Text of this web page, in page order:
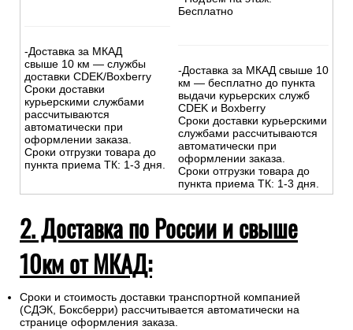
-Доставка за МКАД
свыше 10 км — службы
доставки CDEK/Boxberry
Сроки доставки
курьерскими службами
рассчитываются
автоматически при
оформлении заказа.
Сроки отгрузки товара до
пункта приема ТК: 1-3 дня.
Бесплатно
-Доставка за МКАД свыше 10
км — бесплатно до пункта
выдачи курьерских служб
CDEK и Boxberry
Сроки доставки курьерскими
службами рассчитываются
автоматически при
оформлении заказа.
Сроки отгрузки товара до
пункта приема ТК: 1-3 дня.
2. Доставка по России и свыше
10км от МКАД:
Сроки и стоимость доставки транспортной компанией
(СДЭК, Боксберри) рассчитывается автоматически на
странице оформления заказа.